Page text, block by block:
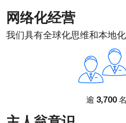
网络化经营
我们具有全球化思维和本地
逾 3,700